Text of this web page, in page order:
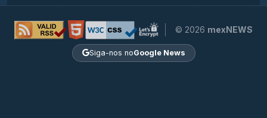
© 2026 mexNEWS
Siga-nos noGoogle News